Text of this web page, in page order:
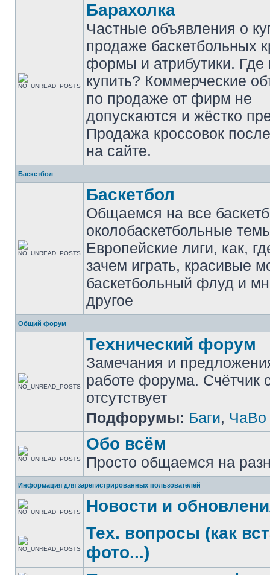
Барахолка
Частные объявления о
продаже баскетбольных
формы и атрибутики. Где
купить? Коммерческие
по продаже от фирм не
допускаются и жёстко
Продажа кроссовок
на сайте.
Баскетбол
Баскетбол
Общаемся на все
околобаскетбольные
Европейские лиги, как,
зачем играть, красивые
баскетбольный флуд и
другое
Общий форум
Технический форум
Замечания и
работе форума. Счётчик
отсутствует
Подфорумы: Баги, ЧаВо
Обо всём
Просто общаемся на
Информация для зарегистрированных пользователей
Новости и
Тех. вопросы (как
фото...)